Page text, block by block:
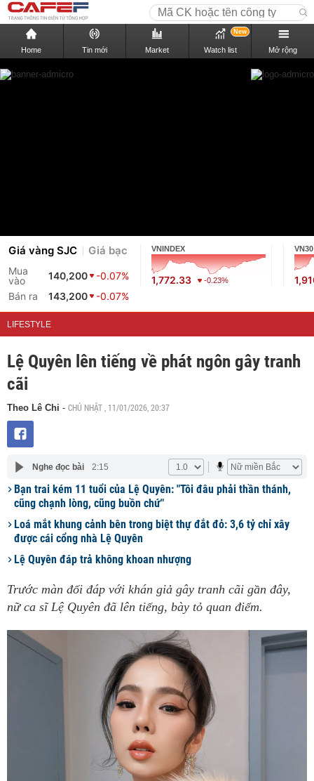
Home Tin mới Market Watch list
New
Mở rộng
Giá vàng SJC Giá bạc
Mua
vào
140,200
-0.07%
Bán ra
143,200 -0.07%
VNINDEX
1,772.33 -0.23%
VN30
LIFESTYLE
Lệ Quyên lên tiếng về phát ngôn gây tranh
cãi
Theo Lê Chi - CHỦ NHẬT , 11/01/2026, 20:37
Nghe đọc bài 2:15
Bạn trai kém 11 tuổi của Lệ Quyên: "Tôi đâu phải thần thánh,
cũng chạnh lòng, cũng buồn chứ"
Loá mắt khung cảnh bên trong biệt thự đắt đỏ: 3,6 tỷ chỉ xây
được cái cổng nhà Lệ Quyên
Lệ Quyên đáp trả không khoan nhượng
Trước màn đối đáp với khán giả gây tranh cãi gần đây,
nữ ca sĩ Lệ Quyên đã lên tiếng, bày tỏ quan điểm.